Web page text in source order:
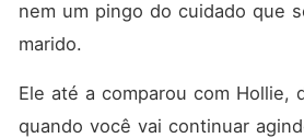
nem um pingo do cuidado que
marido.
Ele até a comparou com Hollie,
quando você vai continuar